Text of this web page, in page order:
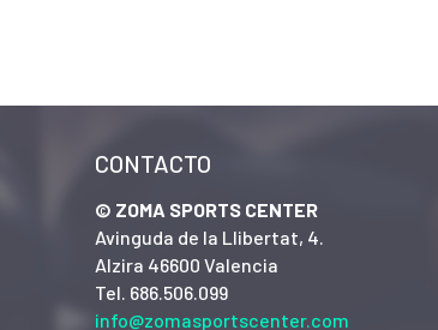
CONTACTO
© ZOMA SPORTS CENTER
Avinguda de la Llibertat, 4.
Alzira 46600 Valencia
Tel. 686.506.099
info@zomasportscenter.com